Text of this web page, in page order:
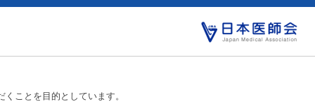
ことを目的としています。